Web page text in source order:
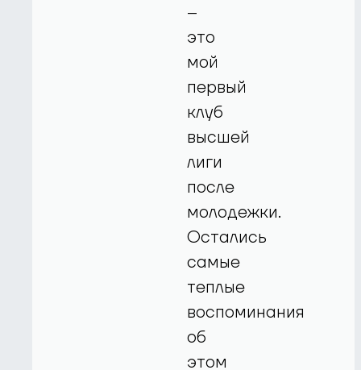
–
это
мой
первый
клуб
высшей
лиги
после
молодежки.
Остались
самые
теплые
воспоминания
об
этом